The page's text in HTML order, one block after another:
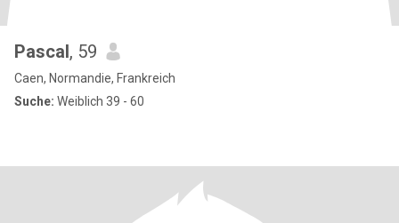
Pascal, 59
Caen, Normandie, Frankreich
Suche: Weiblich 39 - 60